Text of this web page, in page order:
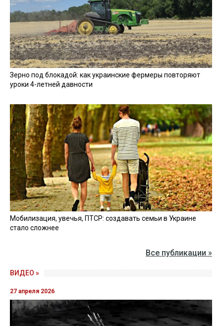
Зерно под блокадой: как украинские фермеры повторяют
уроки 4-летней давности
Мобилизация, увечья, ПТСР: создавать семьи в Украине
стало сложнее
Все публикации »
ВИДЕО »
27 апреля 2026